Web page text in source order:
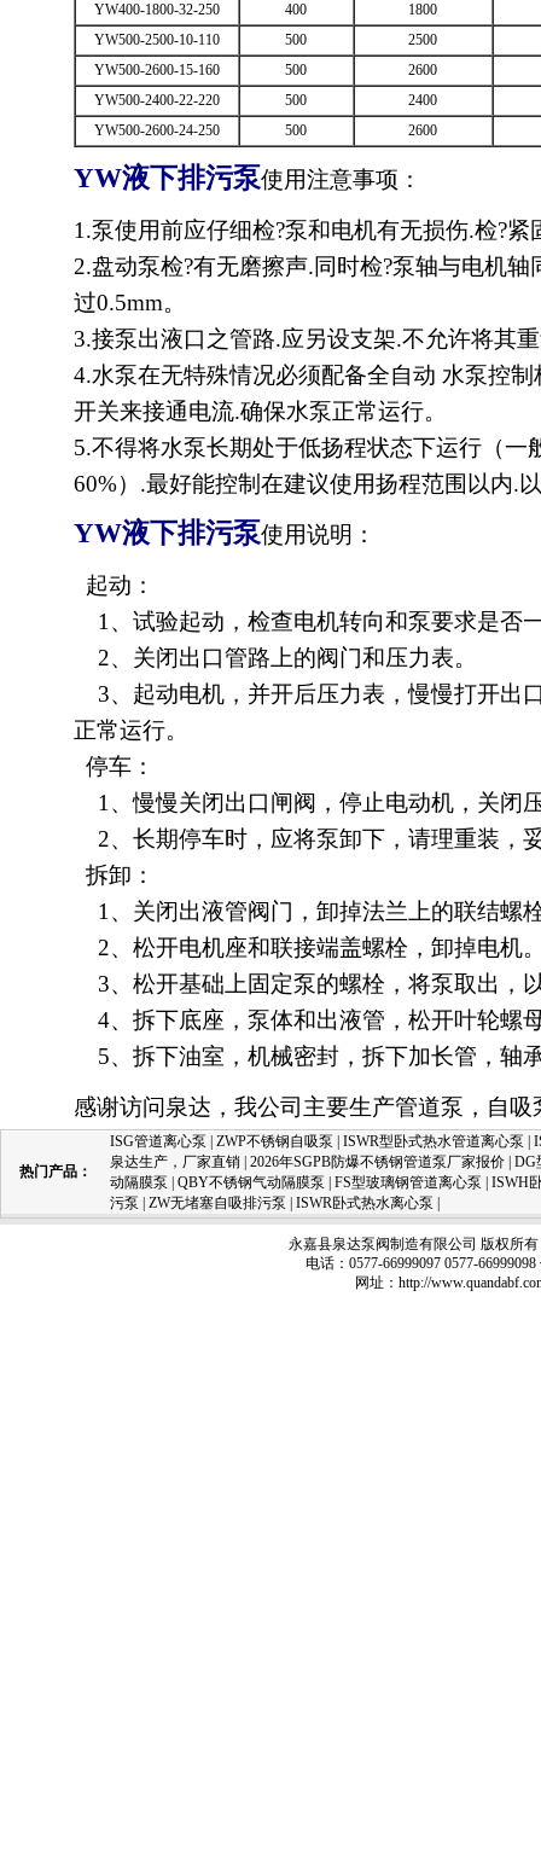
YW400-1800-32-250
400
1800
YW500-2500-10-110
500
2500
YW500-2600-15-160
500
2600
YW500-2400-22-220
500
2400
YW500-2600-24-250
500 2600
YW液下排污泵使用注意事项：
1.泵使用前应仔细检?泵和电机有无损伤.检?紧
2.盘动泵检?有无磨擦声.同时检?泵轴与电机
过0.5mm。
3.接泵出液口之管路.应另设支架.不允许将其
4.水泵在无特殊情况必须配备全自动 水泵控
开关来接通电流.确保水泵正常运行。
5.不得将水泵长期处于低扬程状态下运行（一
60%）.最好能控制在建议使用扬程范围以内.
YW液下排污泵使用说明：
起动：
1、试验起动，检查电机转向和泵要求是否
2、关闭出口管路上的阀门和压力表。
3、起动电机，并开后压力表，慢慢打开出
正常运行。
停车：
1、慢慢关闭出口闸阀，停止电动机，关闭
2、长期停车时，应将泵卸下，请理重装，
拆卸：
1、关闭出液管阀门，卸掉法兰上的联结螺
2、松开电机座和联接端盖螺栓，卸掉电机
3、松开基础上固定泵的螺栓，将泵取出，
4、拆下底座，泵体和出液管，松开叶轮螺
5、拆下油室，机械密封，拆下加长管，轴
感谢访问泉达，我公司主要生产管道泵 ，自
热门产品：
ISG管道离心泵 ZWP不锈钢自吸泵 ISWR型卧式热水管道离心泵
泉达生产，厂家直销 2026年SGPB防爆不锈钢管道泵厂家报价 DG
动隔膜泵
QBY不锈钢气动隔膜泵 FS型玻璃钢管道离心泵
ISWH
污泵
ZW无堵塞自吸排污泵 ISWR卧式热水离心泵
永嘉县泉达泵阀制造有限公司 版权所
电话：0577-66999097 0577-
网址： http://